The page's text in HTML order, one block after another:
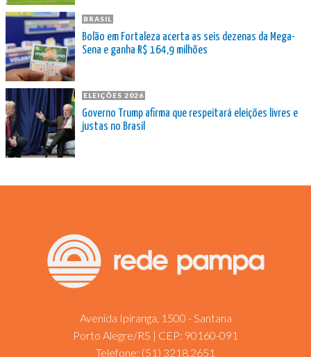
BRASIL
Bolão em Fortaleza acerta as seis dezenas da Mega-
Sena e ganha R$ 164,9 milhões
ELEIÇÕES 2026
Governo Trump afirma que respeitará eleições livres e
justas no Brasil
Avenida Ipiranga, 1500 - Santana
Porto Alegre/RS | CEP: 90160-091
Telefone: (51) 3218.2651